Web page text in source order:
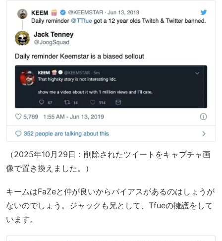
（2025年10月29日：削除されたツイートをキャプチャ画
像で置き換えました。）
キームはFaZeと仲が良いからバイアスがあるのはしょうが
ないのでしょう。ジャックも兄として、Tfueの擁護をして
います。